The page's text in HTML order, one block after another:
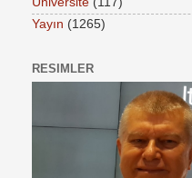
Yayın (1265)
RESIMLER